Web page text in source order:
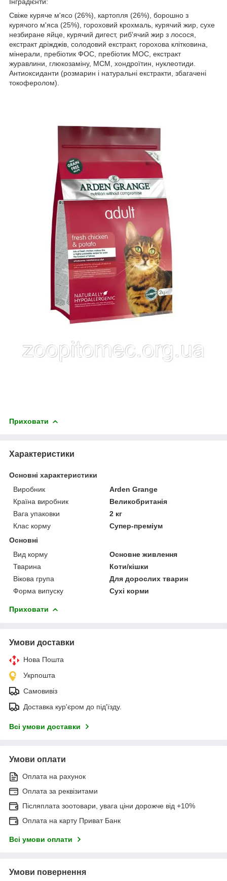
Інградієнти:
Свіже куряче м'ясо (26%), картопля (26%), борошно з
курячого м'яса (25%), гороховий крохмаль, курячий жир, сухе
незбиране яйце, курячий дигест, риб'ячий жир з лосося,
екстракт дріжджів, солодовий екстракт, горохова клітковина,
мінерали, пребіотик ФОС, пребіотик МОС, екстракт
журавлини, глюкозаміну, МСМ, хондроїтин, нуклеотиди.
Антиоксиданти (розмарин і натуральні екстракти, збагачені
токоферолом).
Приховати
Характеристики
Основні характеристики
Виробник
Arden Grange
Країна виробник
Великобританія
Вага упаковки
2 кг
Клас корму
Супер-преміум
Основні
Вид корму
Основне живлення
Тварина
Коти/кішки
Вікова група
Для дорослих тварин
Форма випуску
Сухі корми
Приховати
Умови доставки
Нова Пошта
Укрпошта
Самовивіз
Доставка кур'єром до під'їзду.
Всі умови доставки
Умови оплати
Оплата на рахунок
Оплата за реквізитами
Післяплата зоотовари, увага ціни дорожче від +10%
Оплата на карту Приват Банк
Всі умови оплати
Умови повернення